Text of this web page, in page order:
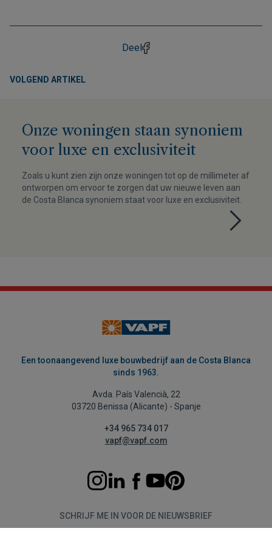
Deel
VOLGEND ARTIKEL
Onze woningen staan synoniem
voor luxe en exclusiviteit
Zoals u kunt zien zijn onze woningen tot op de millimeter af
ontworpen om ervoor te zorgen dat uw nieuwe leven aan
de Costa Blanca synoniem staat voor luxe en exclusiviteit.
Een toonaangevend luxe bouwbedrijf aan de Costa Blanca
sinds 1963.
Avda. País Valencià, 22
03720 Benissa (Alicante) - Spanje
+34 965 734 017
vapf@vapf.com
SCHRIJF ME IN VOOR DE NIEUWSBRIEF